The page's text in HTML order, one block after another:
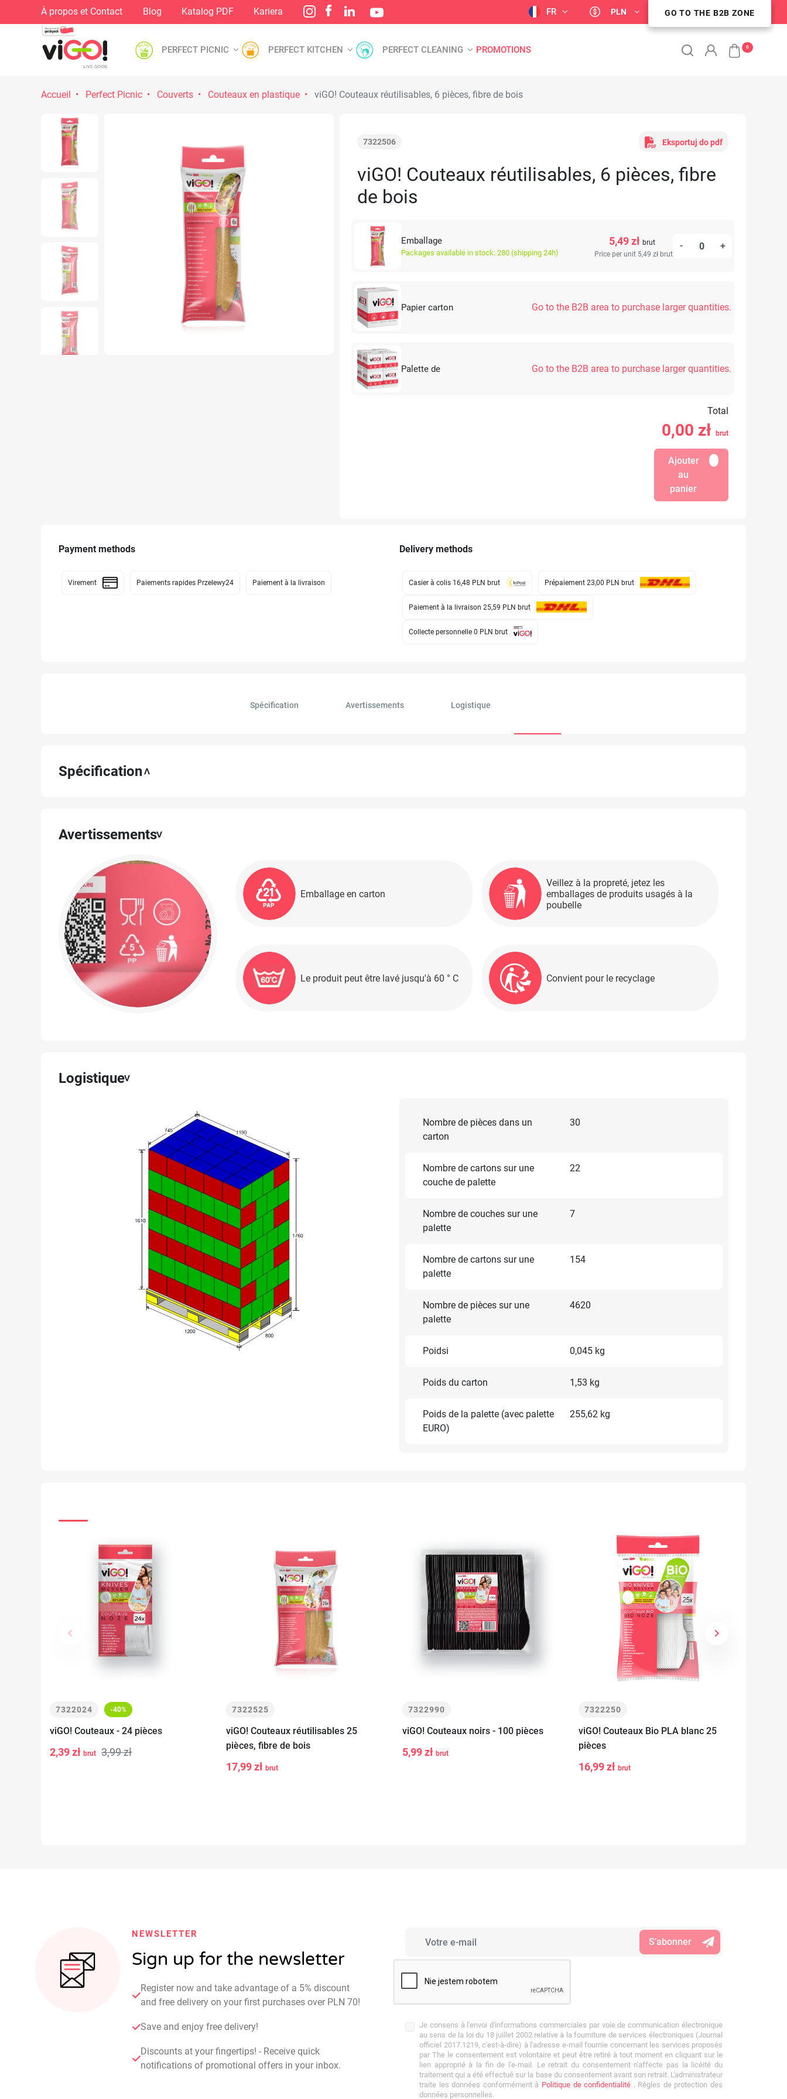
À propos et Contact Blog Katalog PDF Kariera FR PLN ESPACE CLIENT B2B
GO TO THE B2B ZONE
PERFECT PICNIC PERFECT KITCHEN PERFECT CLEANING PROMOTIONS 0
Accueil Perfect Picnic Couverts Couteaux en plastique viGO! Couteaux réutilisables, 6 pièces, fibre de bois
7322506 Eksportuj do pdf
viGO! Couteaux réutilisables, 6 pièces, fibre
de bois
Emballage
Packages available in stock: 280 (shipping 24h)
5,49 zł brut
Price per unit 5,49 zł brut
- +
Papier carton Go to the B2B area to purchase larger quantities.
Palette de Go to the B2B area to purchase larger quantities.
Total
0,00 zł brut
Ajouter
au
panier
Payment methods
Virement Paiements rapides Przelewy24 Paiement à la livraison
Delivery methods
Casier à colis 16,48 PLN brut Prépaiement 23,00 PLN brut
Paiement à la livraison 25,59 PLN brut
Collecte personnelle 0 PLN brut
Spécification Avertissements Logistique
Spécification
Avertissements
Emballage en carton
Veillez à la propreté, jetez les
emballages de produits usagés à la
poubelle
Le produit peut être lavé jusqu'à 60 ° C Convient pour le recyclage
Logistique
Nombre de pièces dans un
carton
30
Nombre de cartons sur une
couche de palette
22
Nombre de couches sur une
palette
7
Nombre de cartons sur une
palette
154
Nombre de pièces sur une
palette
4620
Poidsi 0,045 kg
Poids du carton 1,53 kg
Poids de la palette (avec palette
EURO)
255,62 kg
Précédent
keyboard_arrow_left Suivant
keyboard_arrow_right
7322024 -40%
viGO! Couteaux - 24 pièces
2,39 zł brut 3,99 zł
Ajouter au
7322525
viGO! Couteaux réutilisables 25
pièces, fibre de bois
17,99 zł brut
7322990
viGO! Couteaux noirs - 100 pièces
5,99 zł brut
7322250
viGO! Couteaux Bio PLA blanc 25
pièces
16,99 zł brut
NEWSLETTER
Sign up for the newsletter
Register now and take advantage of a 5% discount
and free delivery on your first purchases over PLN 70!
Save and enjoy free delivery!
Discounts at your fingertips! - Receive quick
notifications of promotional offers in your inbox.
Je consens à l'envoi d'informations commerciales par voie de communication électronique
au sens de la loi du 18 juillet 2002 relative à la fourniture de services électroniques (Journal
officiel 2017.1219, c'est-à-dire) à l'adresse e-mail fournie concernant les services proposés
par The le consentement est volontaire et peut être retiré à tout moment en cliquant sur le
lien approprié à la fin de l'e-mail. Le retrait du consentement n'affecte pas la licéité du
traitement qui a été effectué sur la base du consentement avant son retrait. L'administrateur
traite les données conformément à Politique de confidentialité . Règles de protection des
données personnelles.